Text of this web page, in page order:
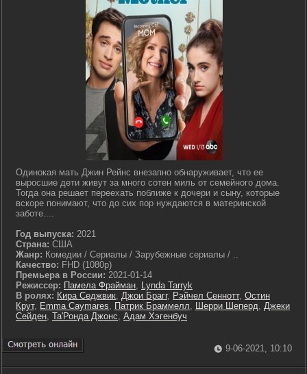
Одинокая мать Джин Рейнс внезапно обнаруживает, что ее
выросшие дети живут за много сотен миль от семейного дома.
Тогда она решает переехать поближе к дочери и сыну, которые
вскоре понимают, что до сих пор нуждаются в материнской
заботе....
Год выпуска: 2021
Страна: США
Жанр: Комедии / Сериалы / Зарубежные сериалы / ..
Качество: FHD (1080p)
Премьера в России: 2021-01-14
Режиссер: Памела Фрайман, Lynda Tarryk
В ролях: Кира Седжвик, Джои Брагг, Рэйчел Сеннотт, Остин
Крут, Emma Caymares, Патрик Браммелл, Шерри Шеперд, Джеки
Сейден, Та'Ронда Джонс, Адам Хэгенбуч
9-06-2021, 10:10